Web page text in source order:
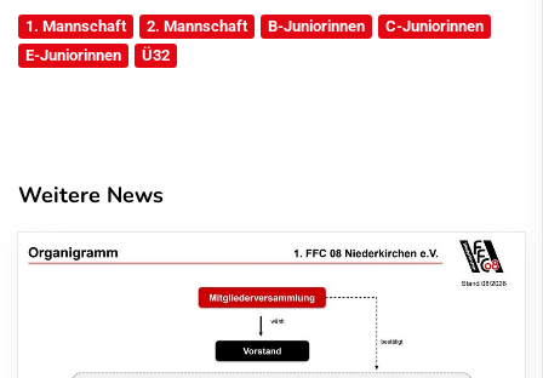
1. Mannschaft 2. Mannschaft B-Juniorinnen
C-Juniorinnen
E-Juniorinnen
Ü32
Weitere News